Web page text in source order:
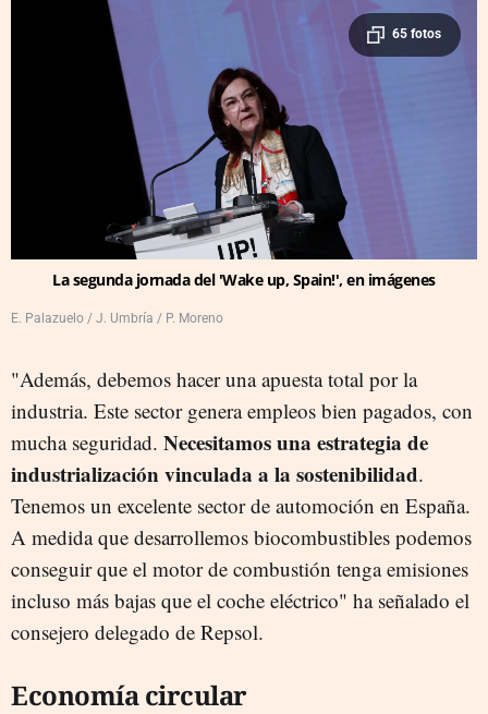
65 fotos
La segunda jornada del 'Wake up, Spain!', en imágenes
E. Palazuelo / J. Umbría / P. Moreno
"Además, debemos hacer una apuesta total por la
industria. Este sector genera empleos bien pagados, con
mucha seguridad. Necesitamos una estrategia de
industrialización vinculada a la sostenibilidad.
Tenemos un excelente sector de automoción en España.
A medida que desarrollemos biocombustibles podemos
conseguir que el motor de combustión tenga emisiones
incluso más bajas que el coche eléctrico" ha señalado el
consejero delegado de Repsol.
Economía circular